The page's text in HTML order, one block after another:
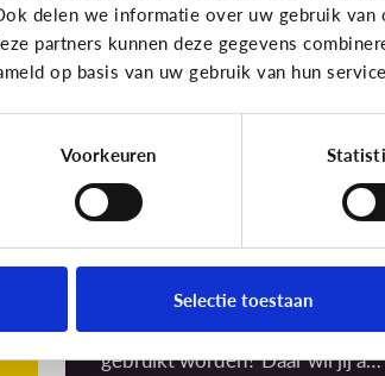
delen we informatie over uw gebruik
partners kunnen deze gegevens
op basis van uw gebruik van hun
Voorkeuren
Selectie toestaan
School
Mag een school
klasfoto's online
Terecht stel je de vraag of dit
wel mag. Want foto’s kunnen op
het internet soms een eigen
leven gaan leiden. Wie krijgt de
foto in zijn of haar bezit? En
waarvoor kan de foto precies
gebruikt worden? Daar wil jij als